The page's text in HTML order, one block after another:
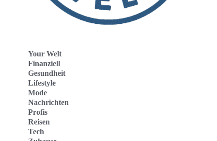
Your Welt
Finanziell
Gesundheit
Lifestyle
Mode
Nachrichten
Profis
Reisen
Tech